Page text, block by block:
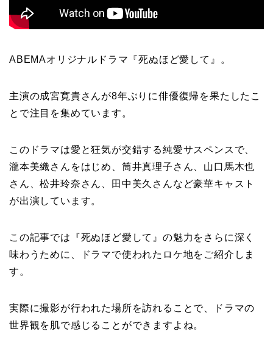
ABEMAオリジナルドラマ『死ぬほど愛して』。​
主演の成宮寛貴さんが8年ぶりに俳優復帰を果たしたこ
とで注目を集めています。
​このドラマは愛と狂気が交錯する純愛サスペンスで、
瀧本美織さんをはじめ、筒井真理子さん、山口馬木也
さん、松井玲奈さん、田中美久さんなど豪華キャスト
が出演しています。
この記事では『死ぬほど愛して』の魅力をさらに深く
味わうために、ドラマで使われたロケ地をご紹介しま
す。
実際に撮影が行われた場所を訪れることで、ドラマの
世界観を肌で感じることができますよね。